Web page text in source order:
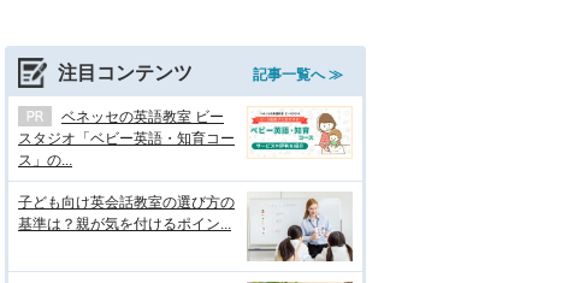
注目コンテンツ 記事一覧へ ≫
ベネッセの英語教室 ビー
スタジオ「ベビー英語・知育コー
ス」の...
子ども向け英会話教室の選び方の
基準は？親が気を付けるポイン...